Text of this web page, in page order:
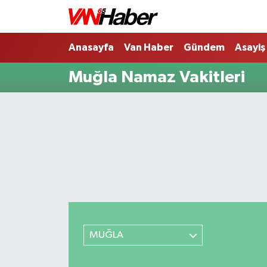
Anasayfa Van Haber Gündem Asayiş
Muğla Namaz Vakitleri
MUĞLA
Nöbetçi Eczaneler
Hava Durumu
Haber Arşivi